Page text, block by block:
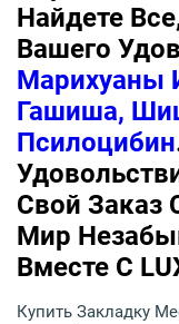
Найдете
Вашего
Марихуаны
Гашиша,
Псилоцибин
Свой Заказ
Мир
Вместе С
Купить Закладку